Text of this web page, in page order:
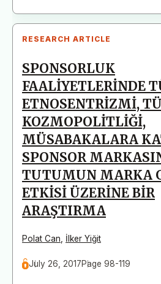
RESEARCH ARTICLE
SPONSORLUK
FAALİYETLERİNDE
ETNOSENTRİZMİ,
KOZMOPOLİTLİĞİ,
MÜSABAKALARA
SPONSOR
TUTUMUN MARKA
ETKİSİ ÜZERİNE BİR
ARAŞTIRMA
Polat Can İlker Yiğit
July 26, 2017Page 98-119